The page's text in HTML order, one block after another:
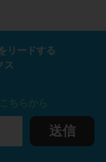
リードする
ス
送信